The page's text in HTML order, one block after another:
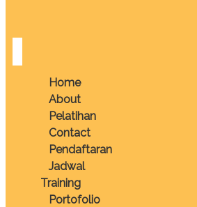
Home
About
Pelatihan
Contact
Pendaftaran
Jadwal
Training
Portofolio